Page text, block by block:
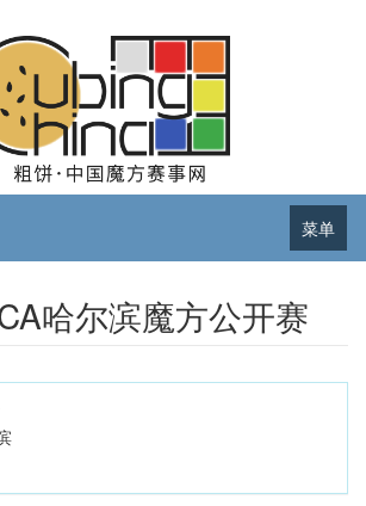
菜单
哈尔滨魔方公开赛